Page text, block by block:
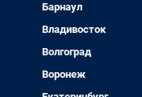
Барнаул
Владивосток
Волгоград
Воронеж